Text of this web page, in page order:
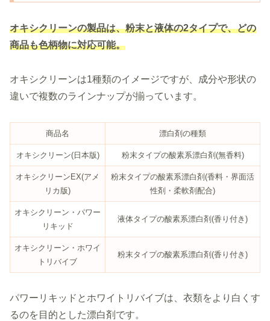
オキシクリーンの製品は、粉末と液体の2タイプで、どの
商品も色柄物に対応可能。
オキシクリーンは1種類のイメージですが、成分や形状の
違いで複数のラインナップが揃っています。
商品名 漂白剤の種類
オキシクリーン(日本版) 粉末タイプの酸素系漂白剤(無香料)
オキシクリーンEX(アメ
リカ版)
粉末タイプの酸素系漂白剤(香料・界面活
性剤・柔軟剤配合)
オキシクリーン・パワー
リキッド
液体タイプの酸素系漂白剤(香り付き)
オキシクリーン・ホワイ
トリバイブ
粉末タイプの酸素系漂白剤(香り付き)
パワーリキッドとホワイトリバイブは、衣類をより白くす
るのを目的とした漂白剤です。